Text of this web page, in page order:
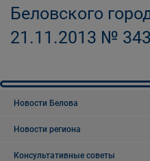
Беловского
21.11.2013 №
Новости Белова
Новости региона
Консультативные советы